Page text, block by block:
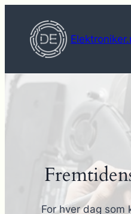
innhold
For hver dag som